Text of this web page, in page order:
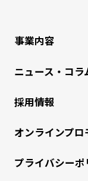
事業内容
ニュース・コラ
採用情報
オンラインプ
プライバシーポ